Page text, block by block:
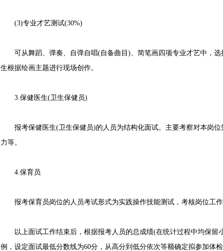
(3)专业才艺测试(30%)
可从舞蹈、弹奏、自弹自唱(自备曲目)、简笔画四项专业才艺中，选
生根据绘画主题进行现场创作。
3.保健医生(卫生保健员)
报考保健医生(卫生保健员)的人员为结构化面试。主要考察对本岗位
力等。
4.保育员
报考保育员岗位的人员考试形式为实践操作技能测试，考核岗位工作
以上面试工作结束后，根据报考人员的总成绩(在统计过程中均保留
例，设定面试最低分数线为60分，从高分到低分依次等额确定拟参加体